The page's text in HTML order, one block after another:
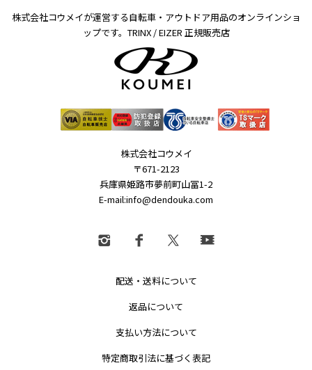
株式会社コウメイが運営する自転車・アウトドア用品のオンラインショ
ップです。TRINX / EIZER 正規販売店
株式会社コウメイ
〒671-2123
兵庫県姫路市夢前町山冨1-2
E-mail:info@dendouka.com
配送・送料について
返品について
支払い方法について
特定商取引法に基づく表記